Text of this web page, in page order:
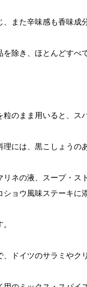
また辛味感も香味成
除き、ほとんどすべ
のまま用いると、ス
には、黒こしょうの
ネの液、スープ・
ョウ風味ステーキに
ドイツのサラミやク